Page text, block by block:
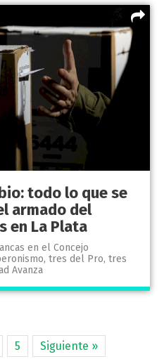
todo lo que se
armado del
en La Plata
en el Concejo
tres del Pro, tres
Avanza
5 Siguiente »